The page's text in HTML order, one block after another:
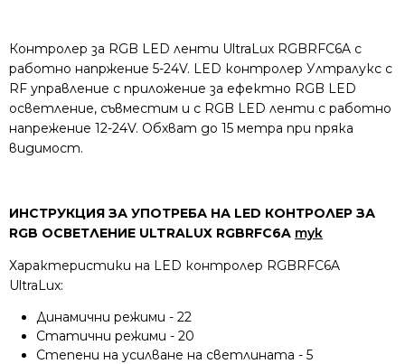
Контролер за RGB LED ленти UltraLux RGBRFC6A с
работно напржение 5-24V. LED контролер Ултралукс с
RF управление с приложение за ефектно RGB LED
осветление, съвместим и с RGB LED ленти с работно
напрежение 12-24V. Обхват до 15 метра при пряка
видимост.
ИНСТРУКЦИЯ ЗА УПОТРЕБА НА LED КОНТРОЛЕР ЗА
RGB ОСВЕТЛЕНИЕ ULTRALUX RGBRFC6A тук
Характеристики на LED контролер RGBRFC6A
UltraLux:
Динамични режими - 22
Статични режими - 20
Степени на усилване на светлината - 5